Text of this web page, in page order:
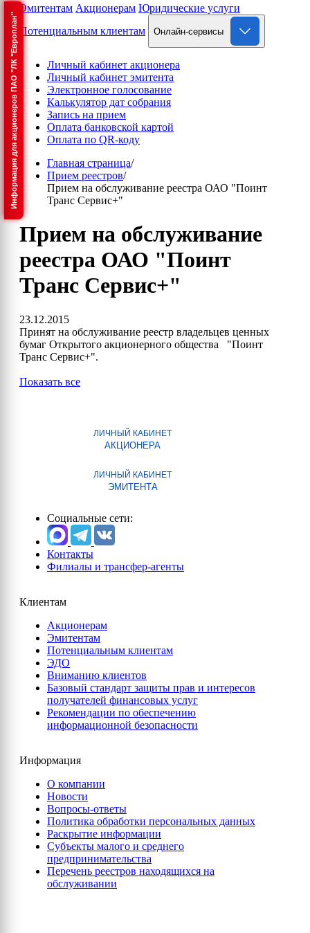
Информация для акционеров ПАО "ЛК "Европлан"
Эмитентам Акционерам Юридические услуги
Потенциальным клиентам
Онлайн-сервисы
Личный кабинет акционера
Личный кабинет эмитента
Электронное голосование
Калькулятор дат собрания
Запись на прием
Оплата банковской картой
Оплата по QR-коду
Главная страница/
Прием реестров/
Прием на обслуживание реестра ОАО "Поинт
Транс Сервис+"
Прием на обслуживание
реестра ОАО "Поинт
Транс Сервис+"
23.12.2015
Принят на обслуживание реестр владельцев ценных
бумаг Открытого акционерного общества "Поинт
Транс Сервис+".
Показать все
ЛИЧНЫЙ КАБИНЕТ
АКЦИОНЕРА
ЛИЧНЫЙ КАБИНЕТ
ЭМИТЕНТА
Социальные сети:
Контакты
Филиалы и трансфер-агенты
Клиентам
Акционерам
Эмитентам
Потенциальным клиентам
ЭДО
Вниманию клиентов
Базовый стандарт защиты прав и интересов
получателей финансовых услуг
Рекомендации по обеспечению
информационной безопасности
Информация
О компании
Новости
Вопросы-ответы
Политика обработки персональных данных
Раскрытие информации
Субъекты малого и среднего
предпринимательства
Перечень реестров находящихся на
обслуживании